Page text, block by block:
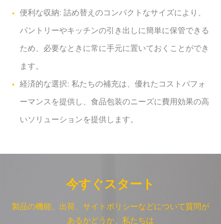
便利な収納: 詰め替えのコンパクトなサイズにより、
パントリーやキッチンの引き出しに簡単に保管できる
ため、必要なときに常に手元に置いておくことができ
ます。
経済的な選択: 私たちの補充は、優れたコストパフォ
ーマンスを提供し、食品包装のニーズに費用効果の高
いソリューションを提供します。
今すぐスタート
製品の機能、出荷、サイトポリシーなどについて質問が
あるかどうか、私たちは